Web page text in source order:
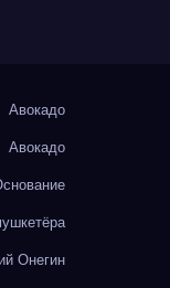
Авокадо
Авокадо
Онегин